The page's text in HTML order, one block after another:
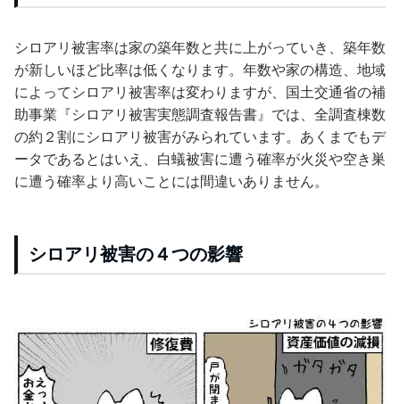
シロアリ被害率は家の築年数と共に上がっていき、築年数
が新しいほど比率は低くなります。年数や家の構造、地域
によってシロアリ被害率は変わりますが、国土交通省の補
助事業『シロアリ被害実態調査報告書』では、全調査棟数
の約２割にシロアリ被害がみられています。あくまでもデ
ータであるとはいえ、白蟻被害に遭う確率が火災や空き巣
に遭う確率より高いことには間違いありません。
シロアリ被害の４つの影響